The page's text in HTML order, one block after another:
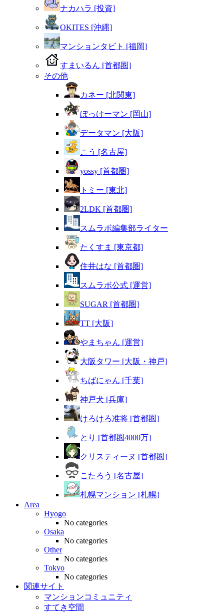
ナカハラ [投資]
OKITES [沖縄]
マンションタビト [福岡]
すまいるん [首都圏]
その他
カネー [北関東]
ぼっけーマン [岡山]
データマン [大阪]
こう [名古屋]
yossy [首都圏]
トミー [東北]
2LDK [首都圏]
スムラボ編集部ライター
たくすま [東京都]
住井はな [首都圏]
スムラボ公式 [運営]
SUGAR [首都圏]
TT [大阪]
やまちゃん [運営]
大阪タワー [大阪・神戸]
ちばにゃん [千葉]
神戸犬 [兵庫]
けろけろ准将 [首都圏]
とり [首都圏4000万]
クリスティーヌ [首都圏]
こたろう [名古屋]
札幌マンション [札幌]
Area
Hyogo
No categories
Osaka
No categories
Other
No categories
Tokyo
No categories
関連サイト
マンションコミュニティ
すてき空間